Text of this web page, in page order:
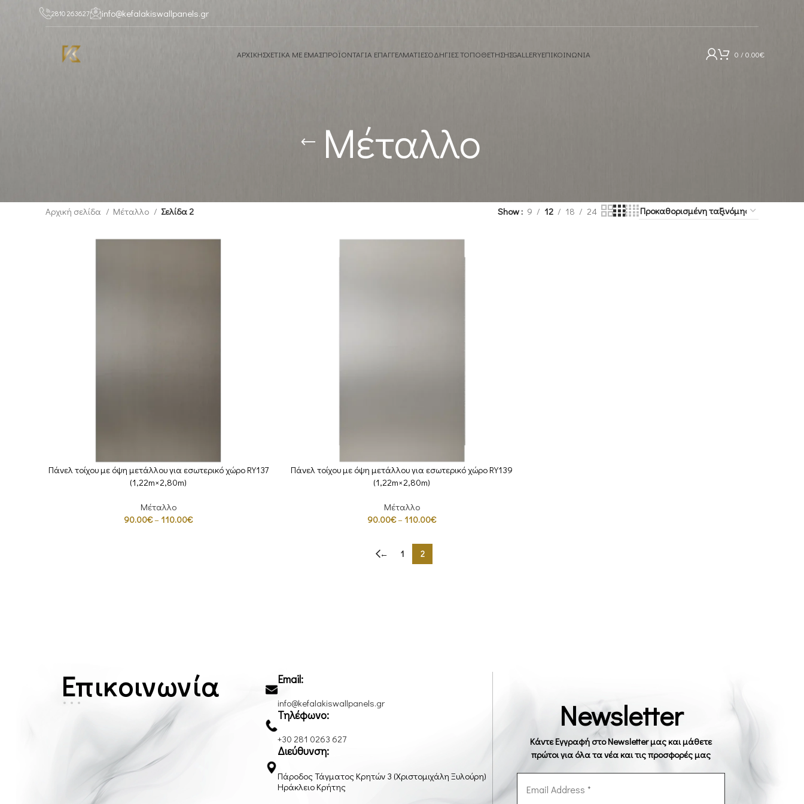
2810 263627 info@kefalakiswallpanels.gr
ΑΡΧΙΚΗΣΧΕΤΙΚΆ ΜΕ ΕΜΆΣΠΡΟΪΌΝΤΑΓΙΑ ΕΠΑΓΓΕΛΜΑΤΊΕΣOΔΗΓΙΕΣ ΤΟΠΟΘΕΤΗΣΗΣGALLERYΕΠΙΚΟΙΝΩΝΊΑ 0 /0.00€
Μέταλλο
Αρχική σελίδα Μέταλλο Σελίδα 2 Show 9 12 18 24
ΕΠΙΛΟΓΉ
Πάνελ τοίχου με όψη μετάλλου για εσωτερικό χώρο RY137
(1,22m×2,80m)
Μέταλλο
90.00€– 110.00€
ΕΠΙΛΟΓΉ
Πάνελ τοίχου με όψη μετάλλου για εσωτερικό χώρο RY139
(1,22m×2,80m)
Μέταλλο
90.00€– 110.00€
← 1 2
Επικοινωνία Email:
info@kefalakiswallpanels.gr
Τηλέφωνο:
+30 281 0263 627
Διεύθυνση:
Πάροδος Τάγματος Κρητών 3 (Χριστομιχάλη Ξυλούρη)
Ηράκλειο Κρήτης
Newsletter
Κάντε Εγγραφή στο Newsletter μας και μάθετε
πρώτοι για όλα τα νέα και τις προσφορές μας